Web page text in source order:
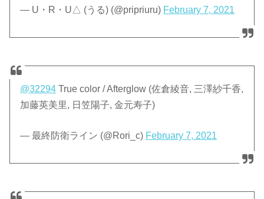
— U・R・U△ (うる) (@pripriuru) February 7, 2021
@32294 True color / Afterglow (佐倉綾音, 三澤紗千香,
加藤英美里, 日笠陽子, 金元寿子)
— 最終防衛ライン (@Rori_c) February 7, 2021